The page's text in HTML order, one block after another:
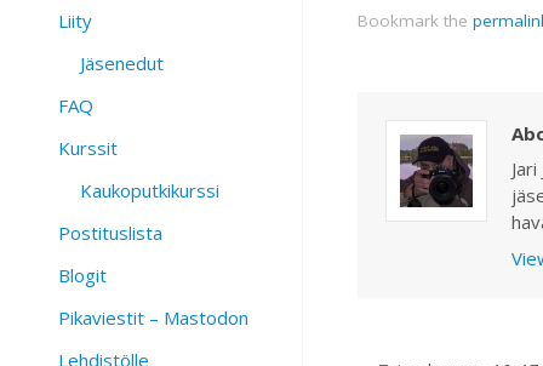
Bookmark the
Liity
Jäsenedut
FAQ
Kurssit
Kaukoputkikurssi
Postituslista
Blogit
Pikaviestit – Mastodon
Lehdistölle